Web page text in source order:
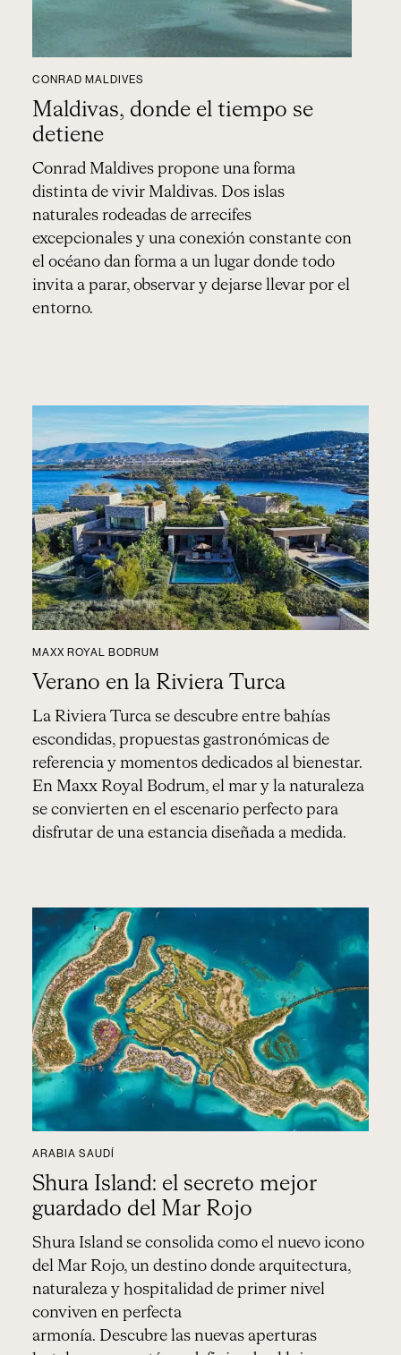
CONRAD MALDIVES
Maldivas, donde el tiempo se
detiene
Conrad Maldives propone una forma
distinta de vivir Maldivas. Dos islas
naturales rodeadas de arrecifes
excepcionales y una conexión constante con
el océano dan forma a un lugar donde todo
invita a parar, observar y dejarse llevar por el
entorno.
MAXX ROYAL BODRUM
Verano en la Riviera Turca
La Riviera Turca se descubre entre bahías
escondidas, propuestas gastronómicas de
referencia y momentos dedicados al bienestar.
En Maxx Royal Bodrum, el mar y la naturaleza
se convierten en el escenario perfecto para
disfrutar de una estancia diseñada a medida.
ARABIA SAUDÍ
Shura Island: el secreto mejor
guardado del Mar Rojo
Shura Island se consolida como el nuevo icono
del Mar Rojo, un destino donde arquitectura,
naturaleza y hospitalidad de primer nivel
conviven en perfecta
armonía. Descubre las nuevas aperturas